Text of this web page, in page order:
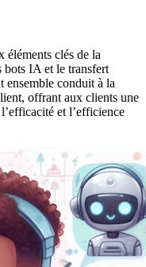
éléments clés de la
bots IA et le transfert
ensemble conduit à la
offrant aux clients une
et l’efficience